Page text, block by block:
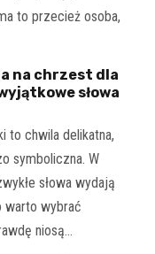
to przecież osoba,
na chrzest dla
słowa
to chwila delikatna,
symboliczna. W
słowa wydają
warto wybrać
niosą…